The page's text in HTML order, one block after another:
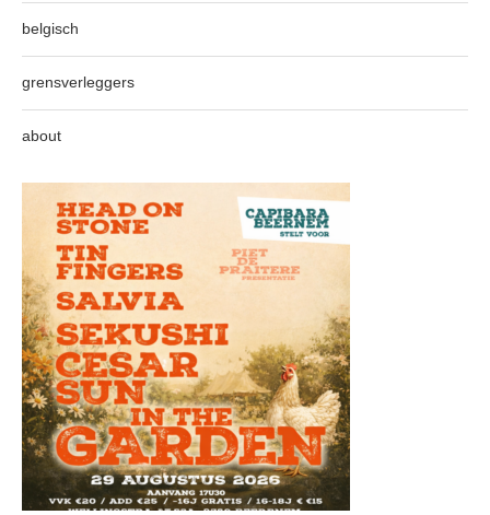
belgisch
grensverleggers
about